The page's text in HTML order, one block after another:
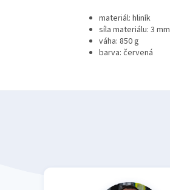
materiál: hliník
síla materiálu: 3 mm
váha: 850 g
barva: červená